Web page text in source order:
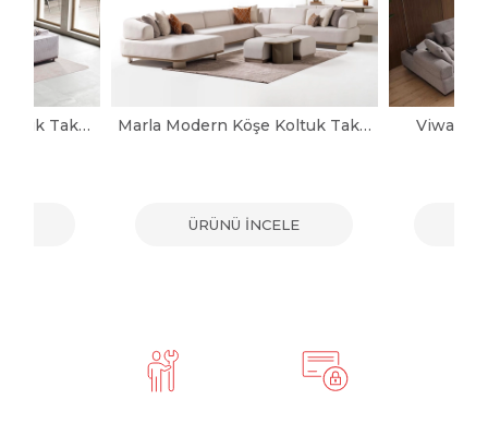
Noya Modern Köşe Koltuk Takımı Marla Modern Köşe Koltuk Takımı
ÜRÜNÜ İNCELE
Viwax